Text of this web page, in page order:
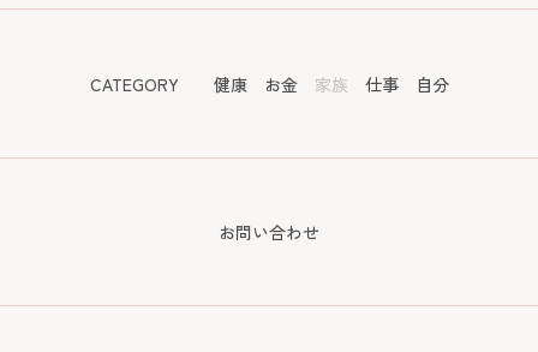
CATEGORY 健康 お金 家族 仕事 自分
お問い合わせ